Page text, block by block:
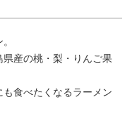
産の桃・梨・りんご果
食べたくなるラーメン